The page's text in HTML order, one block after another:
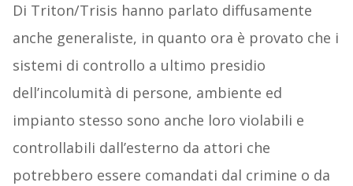
Di Triton/Trisis hanno parlato diffusamente
anche generaliste, in quanto ora è provato che i
sistemi di controllo a ultimo presidio
dell’incolumità di persone, ambiente ed
impianto stesso sono anche loro violabili e
controllabili dall’esterno da attori che
potrebbero essere comandati dal crimine o da